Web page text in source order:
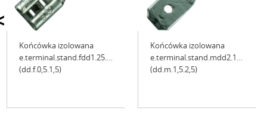
Końcówka izolowana
e.terminal.stand.fdd1.25.110.8
(dd.f.0,5.1,5)
Końcówka izolowana
e.terminal.stand.mdd2.187.8
(dd.m.1,5.2,5)